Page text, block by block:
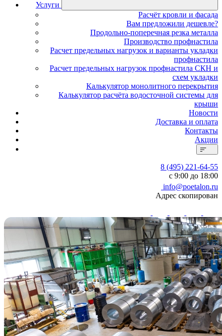
Услуги
Расчёт кровли и фасада
Вам предложили дешевле?
Продольно-поперечная резка металла
Производство профнастила
Расчет предельных нагрузок и варианты укладки
профнастила
Расчет предельных нагрузок профнастила СКН и
схем укладки
Калькулятор монолитного перекрытия
Калькулятор расчёта водосточной системы для
крыши
Новости
Доставка и оплата
Контакты
Акции
8 (495) 221-64-55
с 9:00 до 18:00
info@poetalon.ru
Адрес скопирован